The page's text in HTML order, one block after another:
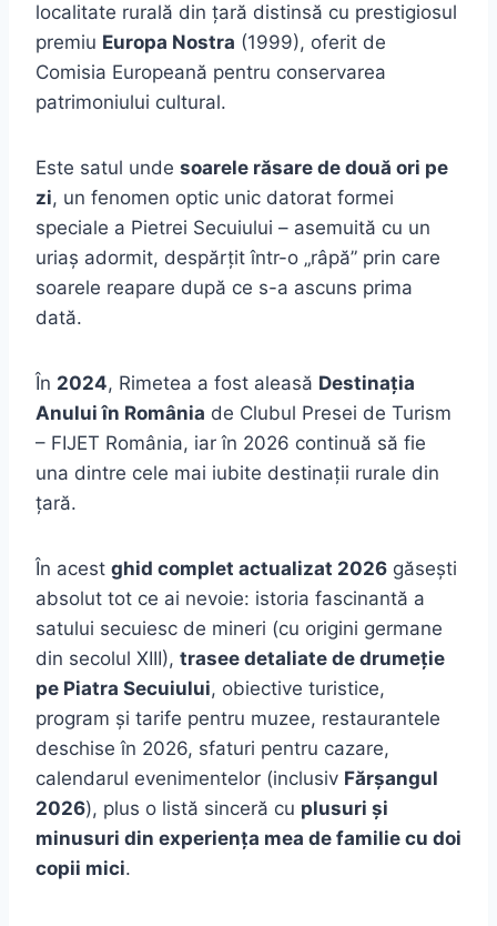
localitate rurală din țară distinsă cu prestigiosul
premiu Europa Nostra (1999), oferit de
Comisia Europeană pentru conservarea
patrimoniului cultural.
Este satul unde soarele răsare de două ori pe
zi, un fenomen optic unic datorat formei
speciale a Pietrei Secuiului – asemuită cu un
uriaș adormit, despărțit într-o „râpă” prin care
soarele reapare după ce s-a ascuns prima
dată.
În 2024, Rimetea a fost aleasă Destinația
Anului în România de Clubul Presei de Turism
– FIJET România, iar în 2026 continuă să fie
una dintre cele mai iubite destinații rurale din
țară.
În acest ghid complet actualizat 2026 găsești
absolut tot ce ai nevoie: istoria fascinantă a
satului secuiesc de mineri (cu origini germane
din secolul XIII), trasee detaliate de drumeție
pe Piatra Secuiului, obiective turistice,
program și tarife pentru muzee, restaurantele
deschise în 2026, sfaturi pentru cazare,
calendarul evenimentelor (inclusiv Fărșangul
2026), plus o listă sinceră cu plusuri și
minusuri din experiența mea de familie cu doi
copii mici.